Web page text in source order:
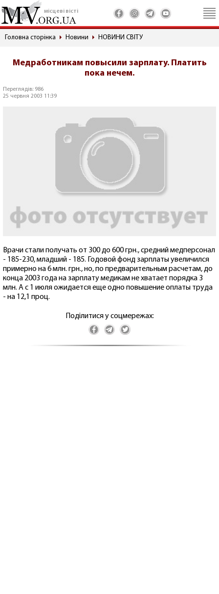
місцеві вісті
Головна сторінка Новини НОВИНИ СВІТУ
Медработникам повысили зарплату. Платить
пока нечем.
Переглядів: 986
25 червня 2003 11:39
Врачи стали получать от 300 до 600 грн., средний медперсонал
- 185-230, младший - 185. Годовой фонд зарплаты увеличился
примерно на 6 млн. грн., но, по предварительным расчетам, до
конца 2003 года на зарплату медикам не хватает порядка 3
млн. А с 1 июля ожидается еще одно повышение оплаты труда
- на 12,1 проц.
Поділитися у соцмережах: